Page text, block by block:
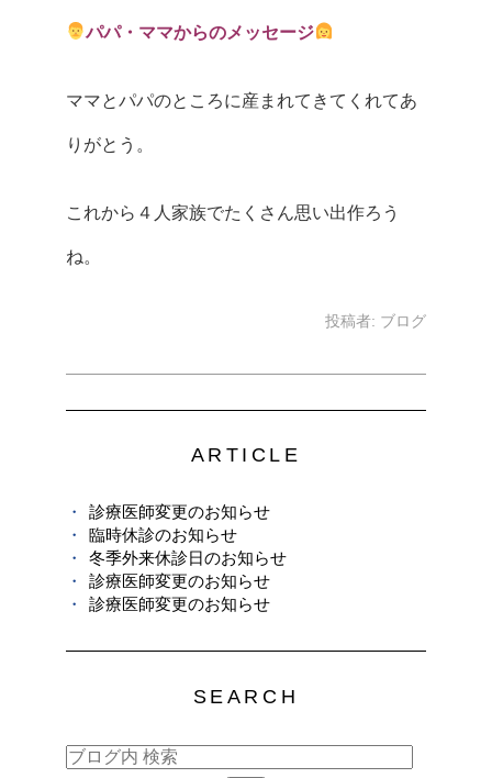
パパ・ママからのメッセージ
ママとパパのところに産まれてきてくれてあ
りがとう。
これから４人家族でたくさん思い出作ろう
ね。
投稿者: ブログ
ARTICLE
診療医師変更のお知らせ
臨時休診のお知らせ
冬季外来休診日のお知らせ
診療医師変更のお知らせ
診療医師変更のお知らせ
SEARCH